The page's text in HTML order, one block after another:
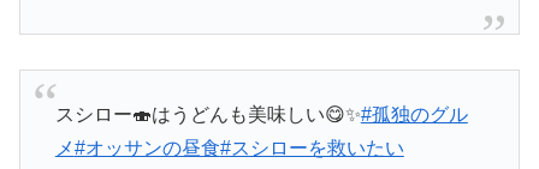
スシロー🍣はうどんも美味しい😋✨#孤独のグル
メ#オッサンの昼食#スシローを救いたい